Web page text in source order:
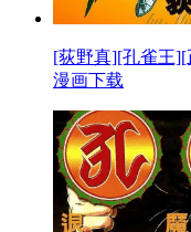
[荻野真][孔雀王][
漫画下载